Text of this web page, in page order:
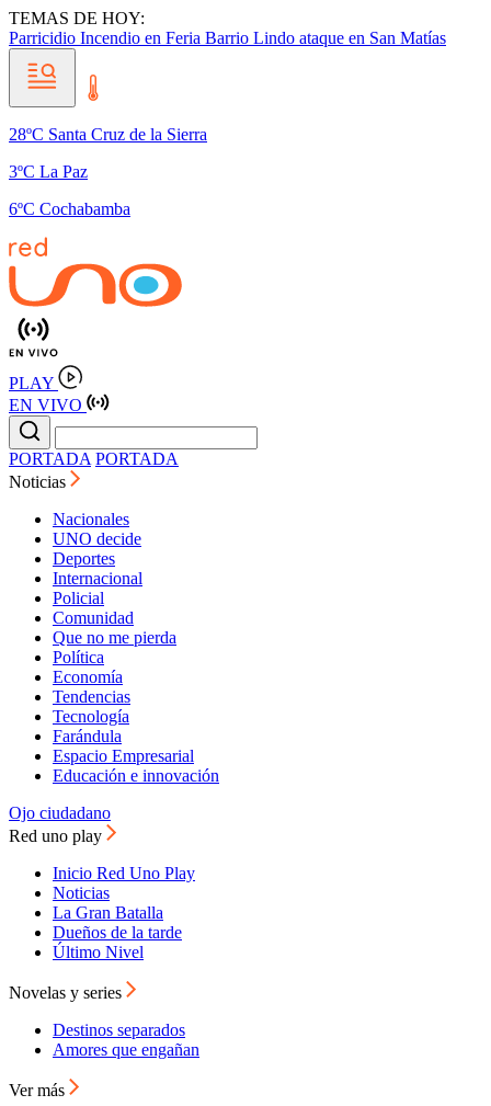
TEMAS DE HOY:
Parricidio Incendio en Feria Barrio Lindo ataque en San Matías
28ºC Santa Cruz de la Sierra
3ºC La Paz
6ºC Cochabamba
PLAY
EN VIVO
PORTADA PORTADA
Noticias
Nacionales
UNO decide
Deportes
Internacional
Policial
Comunidad
Que no me pierda
Política
Economía
Tendencias
Tecnología
Farándula
Espacio Empresarial
Educación e innovación
Ojo ciudadano
Red uno play
Inicio Red Uno Play
Noticias
La Gran Batalla
Dueños de la tarde
Último Nivel
Novelas y series
Destinos separados
Amores que engañan
Ver más